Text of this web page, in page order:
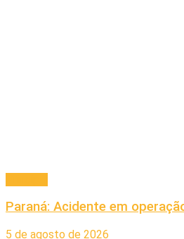
Paraná: Acidente em
5 de agosto de 2026